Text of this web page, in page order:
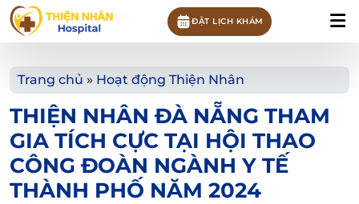
ĐẶT LỊCH KHÁM
Trang chủ » Hoạt động Thiện Nhân
THIỆN NHÂN ĐÀ NẴNG THAM
GIA TÍCH CỰC TẠI HỘI THAO
CÔNG ĐOÀN NGÀNH Y TẾ
THÀNH PHỐ NĂM 2024